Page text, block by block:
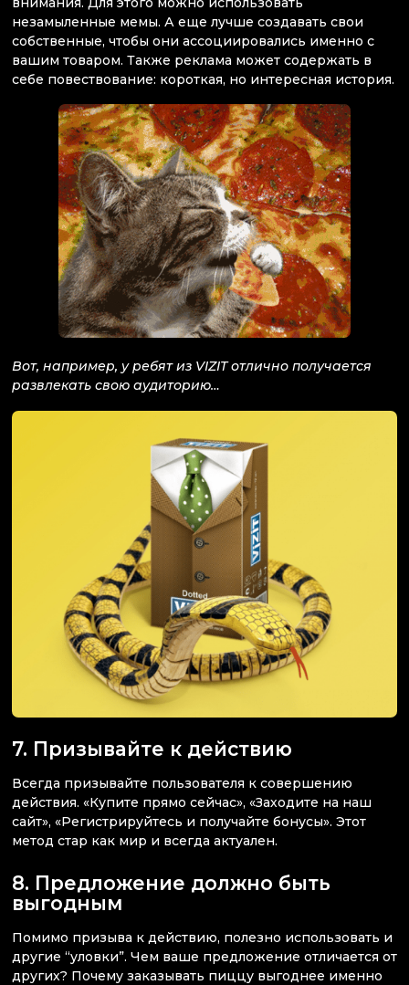
незамыленные мемы. А еще лучше создавать свои
собственные, чтобы они ассоциировались именно с
вашим товаром. Также реклама может содержать в
себе повествование: короткая, но интересная история.
Вот, например, у ребят из VIZIT отлично получается
развлекать свою аудиторию…
7. Призывайте к действию
Всегда призывайте пользователя к совершению
действия. «Купите прямо сейчас», «Заходите на наш
сайт», «Регистрируйтесь и получайте бонусы». Этот
метод стар как мир и всегда актуален.
8. Предложение должно быть
выгодным
Помимо призыва к действию, полезно использовать и
другие “уловки”. Чем ваше предложение отличается от
других? Почему заказывать пиццу выгоднее именно